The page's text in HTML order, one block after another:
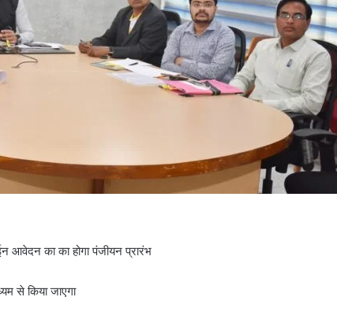
आवेदन का का होगा पंजीयन प्रारंभ
से किया जाएगा